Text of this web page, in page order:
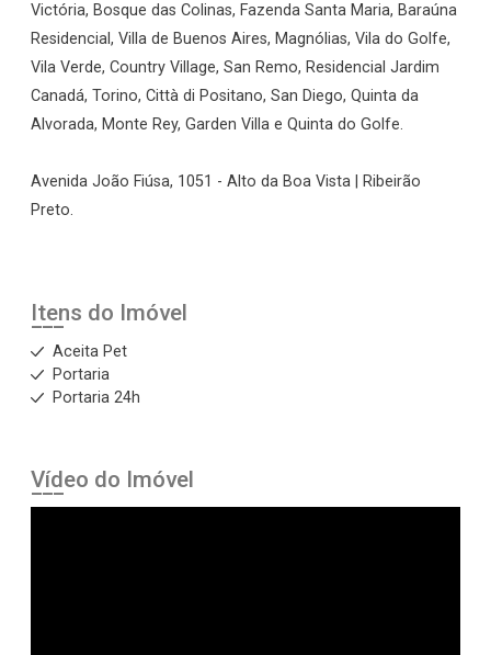
Victória, Bosque das Colinas, Fazenda Santa Maria, Baraúna
Residencial, Villa de Buenos Aires, Magnólias, Vila do Golfe,
Vila Verde, Country Village, San Remo, Residencial Jardim
Canadá, Torino, Città di Positano, San Diego, Quinta da
Alvorada, Monte Rey, Garden Villa e Quinta do Golfe.
Avenida João Fiúsa, 1051 - Alto da Boa Vista | Ribeirão
Preto.
Itens do Imóvel
Aceita Pet
Portaria
Portaria 24h
Vídeo do Imóvel